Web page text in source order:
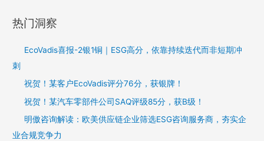
热门洞察
EcoVadis喜报-2银1铜｜ESG高分，依靠持续迭代而非短期冲
刺
祝贺！某客户EcoVadis评分76分，获银牌！
祝贺！某汽车零部件公司SAQ评级85分，获B级！
明傲咨询解读：欧美供应链企业筛选ESG咨询服务商，夯实企
业合规竞争力